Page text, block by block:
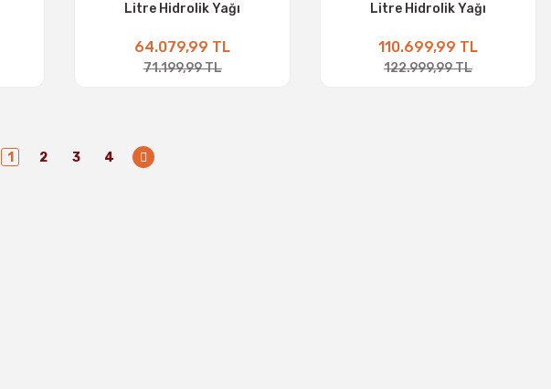
Litre Hidrolik Yağı
64.079,99 TL
71.199,99 TL
Litre Hidrolik Yağı
110.699,99 TL
122.999,99 TL
1 2 3 4